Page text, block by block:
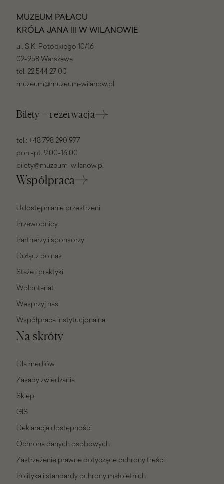
MUZEUM PAŁACU
KRÓLA JANA III W WILANOWIE
ul. S.K. Potockiego 10/16
02-958 Warszawa
tel. 22 544 27 00
muzeum@muzeum-wilanow.pl
Bilety – rezerwacja
tel.: +48 798 290 977
pon.-pt. 9.00-16.00
bilety@muzeum-wilanow.pl
Współpraca
Udostępnianie przestrzeni
Przewodnicy
Partnerzy i sponsorzy
Dołącz do nas
Staże i praktyki
Wolontariat
Wesprzyj nas
Współpraca instytucjonalna
Na skróty
Dla mediów
Zasady zwiedzania
Sklep
GIS
Deklaracja dostępności
Ochrona danych osobowych
Zastrzeżenie prawne dotyczące ochrony treści
Polityka i standardy ochrony małoletnich